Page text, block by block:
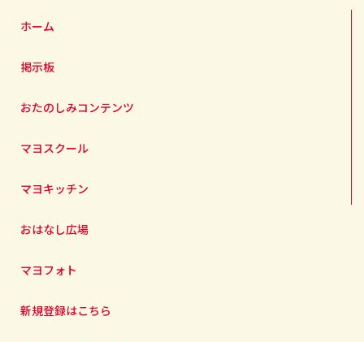
ホーム
掲示板
おたのしみコンテンツ
マヨスクール
マヨキッチン
おはなし広場
マヨフォト
新規登録はこちら